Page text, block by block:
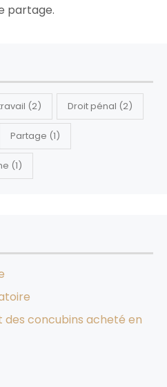
partage.
(2) Droit pénal (2)
Partage (1)
(1)
concubins acheté en